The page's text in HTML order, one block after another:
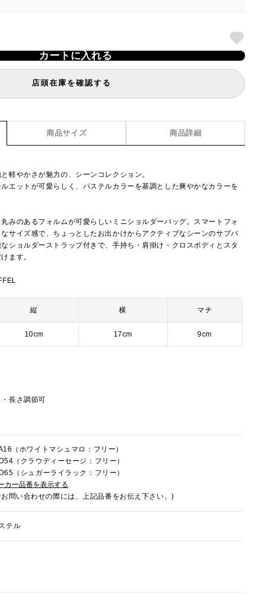
カートに入れる
店頭在庫を確認する
商品サイズ 商品詳細
軽やかさが魅力の、シーンコレクション。
エットが可愛らしく、パステルカラーを基調とした爽やかなカラーを
みのあるフォルムが可愛らしいミニショルダーバッグ。スマートフォ
サイズ感で、ちょっとしたお出かけからアクティブなシーンのサブバ
ショルダーストラップ付きで、手持ち・肩掛け・クロスボディとスタ
ます。
縦 横 マチ
10cm 17cm 9cm
長さ調節可
（ホワイトマシュマロ：フリー）
（クラウディーセージ：フリー）
（シュガーライラック：フリー）
カー品番を表示する
問い合わせの際には、上記品番をお伝え下さい。)
テル